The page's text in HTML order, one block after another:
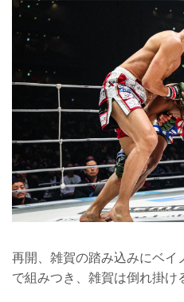
再開、雑賀の踏み込みにベイ
で組みつき、雑賀は倒れ掛け